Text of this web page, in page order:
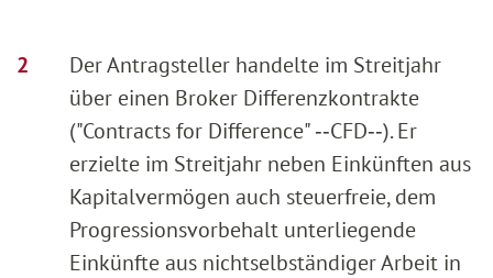
Der Antragsteller handelte im Streitjahr
über einen Broker Differenzkontrakte
("Contracts for Difference" ‑‑CFD‑‑). Er
erzielte im Streitjahr neben Einkünften aus
Kapitalvermögen auch steuerfreie, dem
Progressionsvorbehalt unterliegende
Einkünfte aus nichtselbständiger Arbeit in